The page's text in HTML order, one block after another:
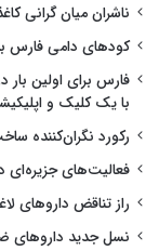
ناشران میان گرانی
کودهای دامی فارس
فارس برای اولین
با یک کلیک و
رکورد نگران‌کننده
فعالیت‌های جزیره‌ای
راز تناقض داروهای
نسل جدید داروهای